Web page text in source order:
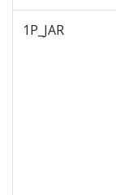
1P_JAR